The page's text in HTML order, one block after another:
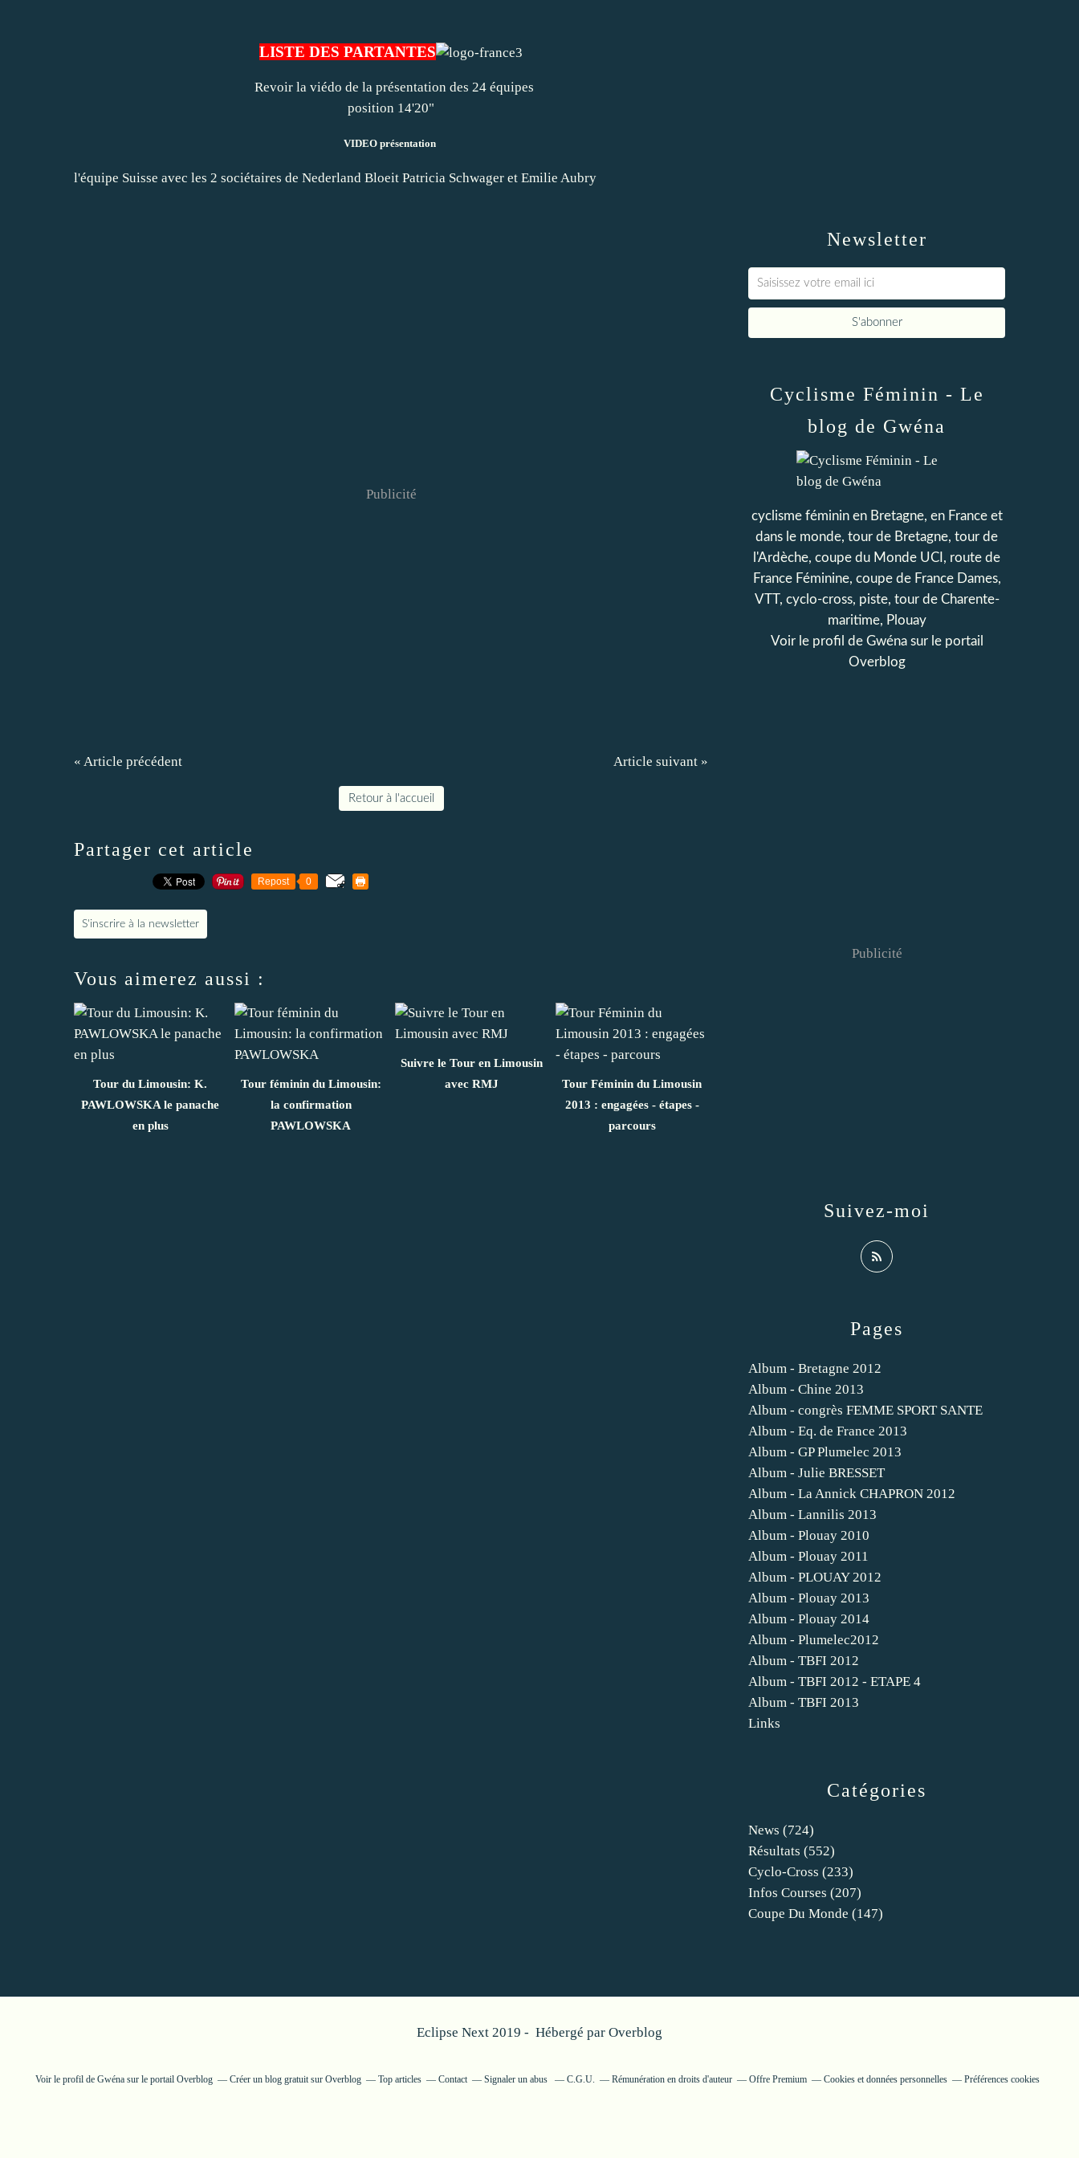
LISTE DES PARTANTES
Revoir la viédo de la présentation des 24 équipes
position 14'20"
VIDEO présentation
l'équipe Suisse avec les 2 sociétaires de Nederland Bloeit Patricia Schwager et Emilie Aubry
Publicité
« Article précédent Article suivant »
Retour à l'accueil
Partager cet article
Repost 0
S'inscrire à la newsletter
Vous aimerez aussi :
Tour du Limousin: K.
PAWLOWSKA le panache
en plus
Tour féminin du Limousin:
la confirmation
PAWLOWSKA
Suivre le Tour en Limousin
avec RMJ
Tour Féminin du Limousin
2013 : engagées - étapes -
parcours
Newsletter
Catégories
News (724)
Résultats (552)
Cyclo-Cross (233)
Infos Courses (207)
Coupe Du Monde (147)
Pages
Album - Bretagne 2012
Album - Chine 2013
Album - congrès FEMME SPORT SANTE
Album - Eq. de France 2013
Album - GP Plumelec 2013
Album - Julie BRESSET
Album - La Annick CHAPRON 2012
Album - Lannilis 2013
Album - Plouay 2010
Album - Plouay 2011
Album - PLOUAY 2012
Album - Plouay 2013
Album - Plouay 2014
Album - Plumelec2012
Album - TBFI 2012
Album - TBFI 2012 - ETAPE 4
Album - TBFI 2013
Links
Cyclisme Féminin - Le
blog de Gwéna
cyclisme féminin en Bretagne, en France et
dans le monde, tour de Bretagne, tour de
l'Ardèche, coupe du Monde UCI, route de
France Féminine, coupe de France Dames,
VTT, cyclo-cross, piste, tour de Charente-
maritime, Plouay
Voir le profil de Gwénasur le portail
Overblog
Suivez-moi
Publicité
Eclipse Next 2019 - Hébergé par Overblog
Voir le profil de Gwénasur le portail Overblog Créer un blog gratuit sur Overblog Top articles Contact Signaler un abus C.G.U. Rémunération en droits d'auteur Offre Premium Cookies et données personnelles Préférences cookies